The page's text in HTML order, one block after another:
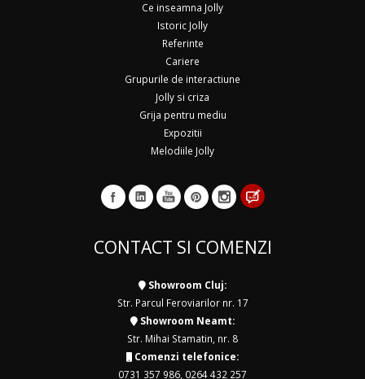
Ce inseamna Jolly
Istoric Jolly
Referinte
Cariere
Grupurile de interactiune
Jolly si criza
Grija pentru mediu
Expozitii
Melodiile Jolly
CONTACT SI COMENZI
Showroom Cluj:
Str. Parcul Feroviarilor nr. 17
Showroom Neamt:
Str. Mihai Stamatin, nr. 8
Comenzi telefonice:
0731 357 986 0264 432 257